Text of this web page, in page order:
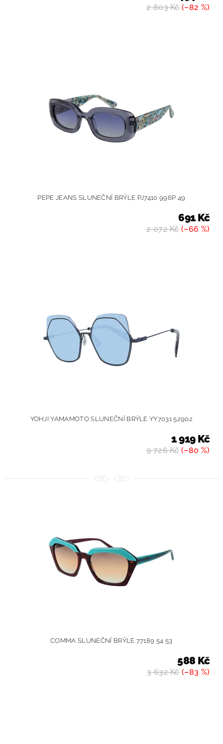
2 803 Kč(–82 %)
PEPE JEANS SLUNEČNÍ BRÝLE PJ7410 996P 49
2 072 Kč(–66 %)
691 Kč
YOHJI YAMAMOTO SLUNEČNÍ BRÝLE YY7031 52902
9 726 Kč(–80 %)
1 919 Kč
COMMA SLUNEČNÍ BRÝLE 77189 54 53
3 632 Kč(–83 %)
588 Kč